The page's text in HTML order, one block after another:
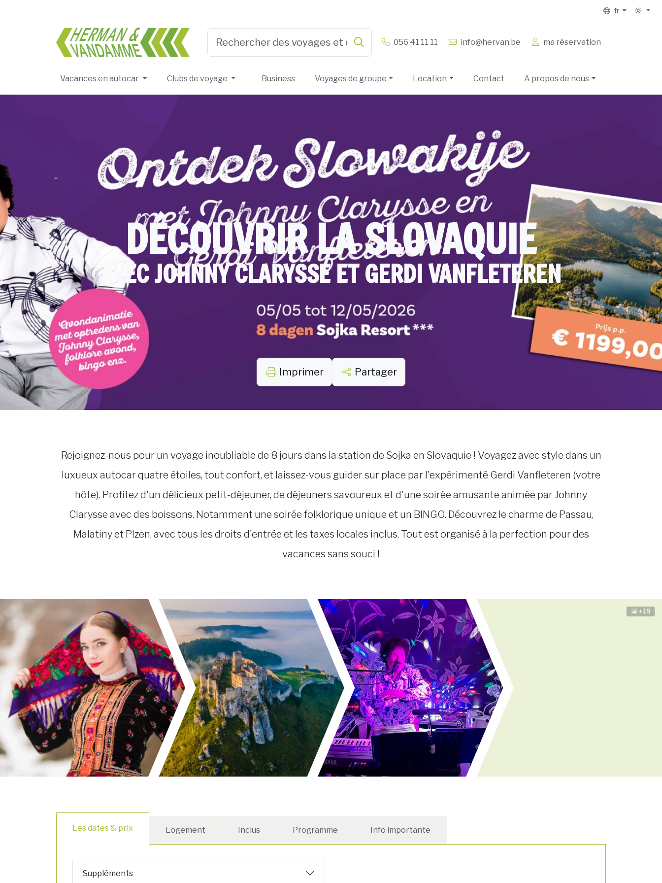
fr
Herman & Vandamme 056 41 11 11 info@hervan.be ma réservation
Vacances en autocar Clubs de voyage Business Voyages de groupe Location Contact A propos de nous
DÉCOUVRIR LA SLOVAQUIE
AVEC JOHNNY CLARYSSE ET GERDI VANFLETEREN
Imprimer Partager
Rejoignez-nous pour un voyage inoubliable de 8 jours dans la station de Sojka en Slovaquie ! Voyagez avec style dans un
luxueux autocar quatre étoiles, tout confort, et laissez-vous guider sur place par l'expérimenté Gerdi Vanfleteren (votre
hôte). Profitez d'un délicieux petit-déjeuner, de déjeuners savoureux et d'une soirée amusante animée par Johnny
Clarysse avec des boissons. Notamment une soirée folklorique unique et un BINGO. Découvrez le charme de Passau,
Malatiny et Plzen, avec tous les droits d'entrée et les taxes locales inclus. Tout est organisé à la perfection pour des
vacances sans souci !
+19
Les dates & prix Logement Inclus Programme Info importante
Suppléments